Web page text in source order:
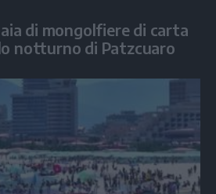
di mongolfiere di carta
notturno di Patzcuaro